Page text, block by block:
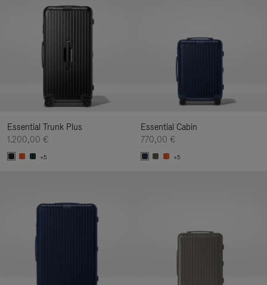
Essential Trunk Plus
1.200,00 €
+5
Essential Cabin
770,00 €
+5